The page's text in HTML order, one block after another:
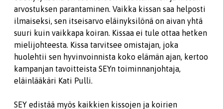
arvostuksen parantaminen. Vaikka kissan saa helposti
ilmaiseksi, sen itseisarvo eläinyksilönä on aivan yhtä
suuri kuin vaikkapa koiran. Kissaa ei tule ottaa hetken
mielijohteesta. Kissa tarvitsee omistajan, joka
huolehtii sen hyvinvoinnista koko elämän ajan, kertoo
kampanjan tavoitteista SEYn toiminnanjohtaja,
eläinlääkäri Kati Pulli.
SEY edistää myös kaikkien kissojen ja koirien